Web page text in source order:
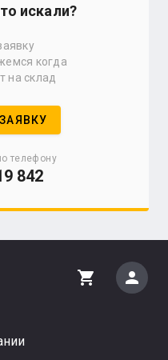
искали?
когда
на склад
телефону
842
shopping_cart person